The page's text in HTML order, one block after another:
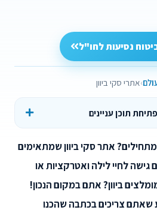
נסיעות לחו"ל
אתרי סקי ביוון
תוכן עניינים
אתר סקי ביוון שמתאימים
גישה לחיי לילה ואטרקציות או
ביוון? אתם במקום הנכון!
צריכים בכתבה שהכנו